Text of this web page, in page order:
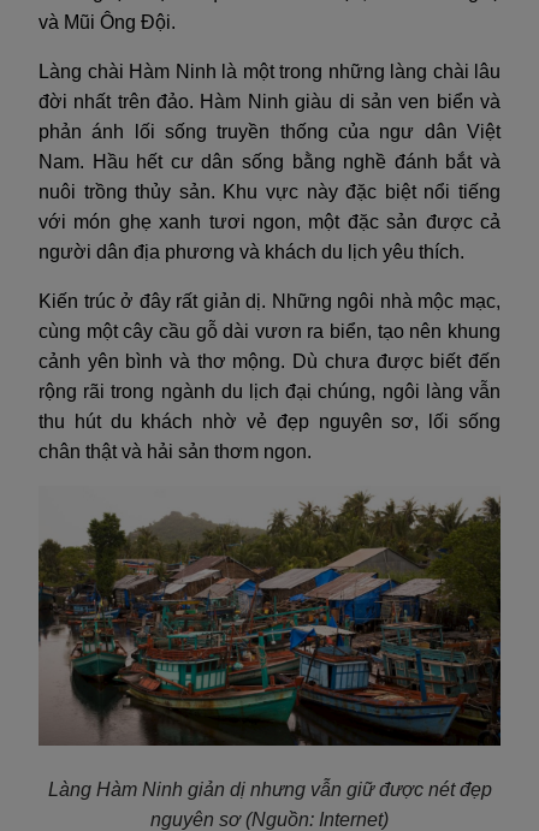
và Mũi Ông Đội.
Làng chài Hàm Ninh là một trong những làng chài lâu
đời nhất trên đảo. Hàm Ninh giàu di sản ven biển và
phản ánh lối sống truyền thống của ngư dân Việt
Nam. Hầu hết cư dân sống bằng nghề đánh bắt và
nuôi trồng thủy sản. Khu vực này đặc biệt nổi tiếng
với món ghẹ xanh tươi ngon, một đặc sản được cả
người dân địa phương và khách du lịch yêu thích.
Kiến trúc ở đây rất giản dị. Những ngôi nhà mộc mạc,
cùng một cây cầu gỗ dài vươn ra biển, tạo nên khung
cảnh yên bình và thơ mộng. Dù chưa được biết đến
rộng rãi trong ngành du lịch đại chúng, ngôi làng vẫn
thu hút du khách nhờ vẻ đẹp nguyên sơ, lối sống
chân thật và hải sản thơm ngon.
Làng Hàm Ninh giản dị nhưng vẫn giữ được nét đẹp
nguyên sơ (Nguồn: Internet)